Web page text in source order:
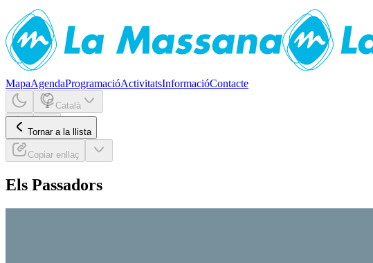
MapaAgendaProgramacióActivitatsInformacióContacte
Català
Tornar a la llista
Copiar enllaç
Els Passadors